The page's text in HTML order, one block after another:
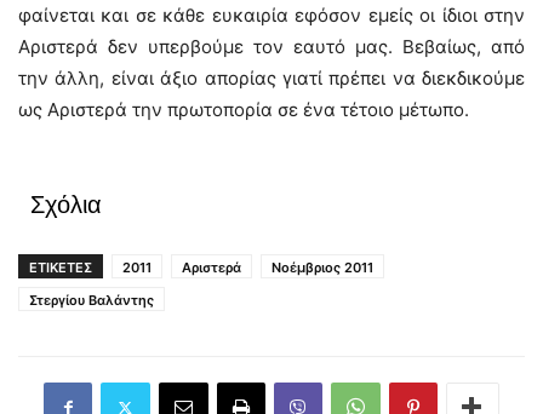
φαίνεται και σε κάθε ευκαιρία εφόσον εμείς οι ίδιοι στην
Αριστερά δεν υπερβούμε τον εαυτό μας. Βεβαίως, από
την άλλη, είναι άξιο απορίας γιατί πρέπει να διεκδικούμε
ως Αριστερά την πρωτοπορία σε ένα τέτοιο μέτωπο.
Σχόλια
ΕΤΙΚΕΤΕΣ 2011 Αριστερά
Νοέμβριος 2011
Στεργίου Βαλάντης